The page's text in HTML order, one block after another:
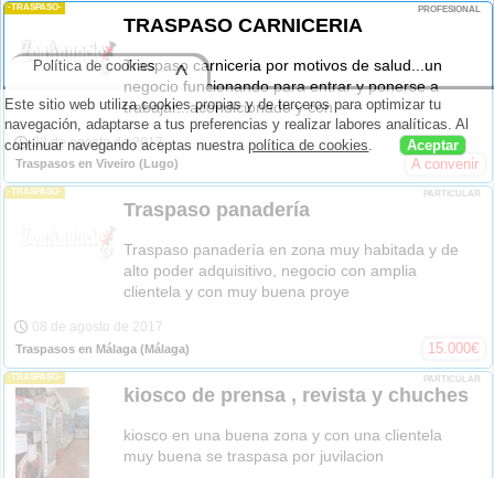
-TRASPASO- PROFESIONAL
TRASPASO CARNICERIA
Traspaso carniceria por motivos de salud...un
negocio funcionando para entrar y ponerse a
trabajar...acondicionado y con
28 de agosto de 2017
Traspasos en Viveiro (Lugo) A convenir
-TRASPASO- PARTICULAR
Traspaso panadería
Traspaso panadería en zona muy habitada y de
alto poder adquisitivo, negocio con amplia
clientela y con muy buena proye
08 de agosto de 2017
Traspasos en Málaga (Málaga) 15.000€
-TRASPASO- PARTICULAR
kiosco de prensa , revista y chuches
kiosco en una buena zona y con una clientela
muy buena se traspasa por juvilacion
Este sitio web utiliza cookies propias y de terceros para optimizar tu
navegación, adaptarse a tus preferencias y realizar labores analíticas. Al
continuar navegando aceptas nuestrapolítica de cookies. Aceptar
Política de cookies ^